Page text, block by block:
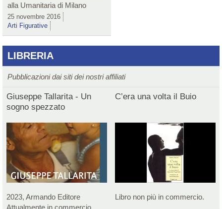
alla Umanitaria di Milano
25 novembre 2016
Arti Figurative
LIBRERIA
Pubblicazioni dai siti dei nostri affiliati
Giuseppe Tallarita - Un
sogno spezzato
2023, Armando Editore
C’era una volta il Buio
Libro non più in commercio.